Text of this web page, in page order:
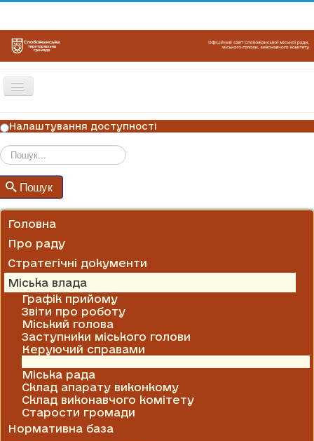
Перемикач
ГОЛОВНА
НОВИНИ
ОГОЛОШЕННЯ
ГРАФІКИ ПРИЙОМУ
Налаштування доступності
Пошук
Головна
Про раду
Стратегічні документи
Міська влада
Графік прийому
Звіти про роботу
Міський голова
Заступники міського голови
Керуючий справами
Міська рада
Склад апарату виконкому
Склад виконавчого комітету
Старости громади
Нормативна база